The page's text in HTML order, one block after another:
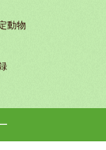
動物